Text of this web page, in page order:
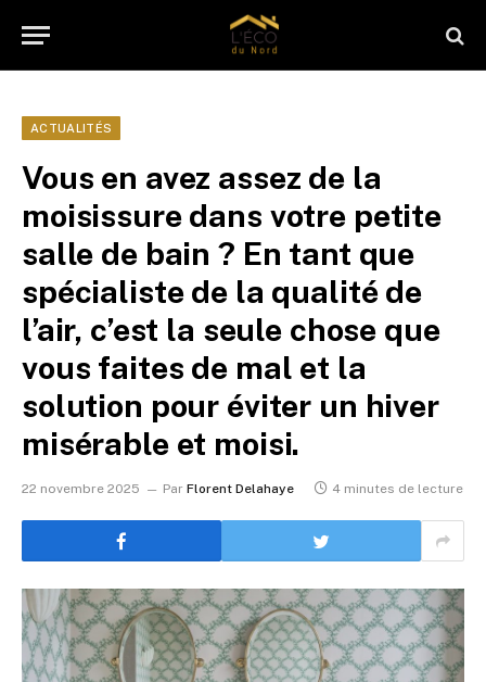
ACTUALITÉS
Vous en avez assez de la
moisissure dans votre petite
salle de bain ? En tant que
spécialiste de la qualité de
l’air, c’est la seule chose que
vous faites de mal et la
solution pour éviter un hiver
misérable et moisi.
22 novembre 2025 Par Florent Delahaye 4 minutes de lecture